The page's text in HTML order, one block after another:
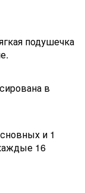
подушечка
в
и 1
16